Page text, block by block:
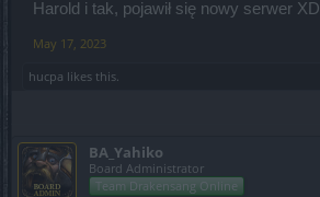
Harold i tak, pojawił się nowy serwer XD
May 17, 2023
hucpa likes this.
BA_Yahiko
Board Administrator
Team Drakensang Online